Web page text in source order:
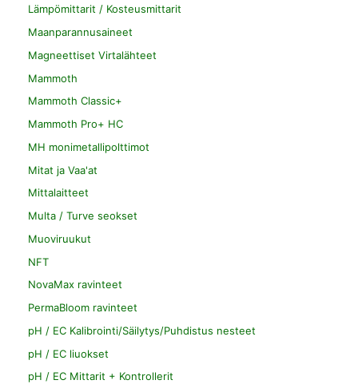
Lämpömittarit / Kosteusmittarit
Maanparannusaineet
Magneettiset Virtalähteet
Mammoth
Mammoth Classic+
Mammoth Pro+ HC
MH monimetallipolttimot
Mitat ja Vaa'at
Mittalaitteet
Multa / Turve seokset
Muoviruukut
NFT
NovaMax ravinteet
PermaBloom ravinteet
pH / EC Kalibrointi/Säilytys/Puhdistus nesteet
pH / EC liuokset
pH / EC Mittarit + Kontrollerit